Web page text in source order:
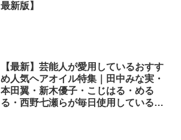
最新版】
【最新】芸能人が愛用しているおすす
め人気ヘアオイル特集｜田中みな実・
本田翼・新木優子・こじはる・める
る・西野七瀬らが毎日使用しているヘ